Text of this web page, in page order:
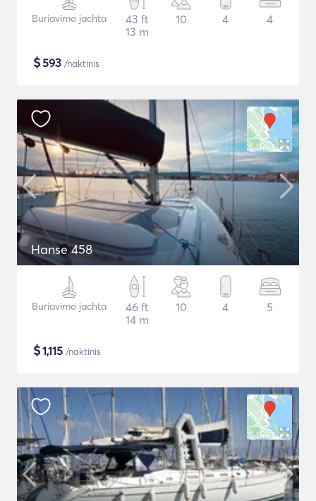
Buriavimo jachta
43 ft
13 m
10 4 4
$593 /naktinis
Hanse 458
Buriavimo jachta
46 ft
14 m
10 4 5
$1,115 /naktinis